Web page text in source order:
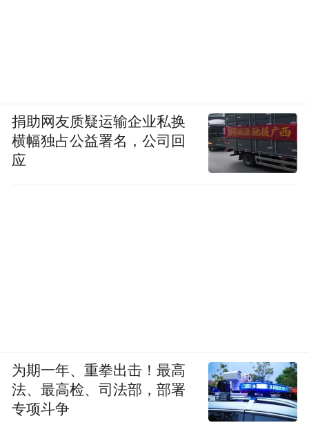
捐助网友质疑运输企业私换
横幅独占公益署名，公司回
应
为期一年、重拳出击！最高
法、最高检、司法部，部署
专项斗争